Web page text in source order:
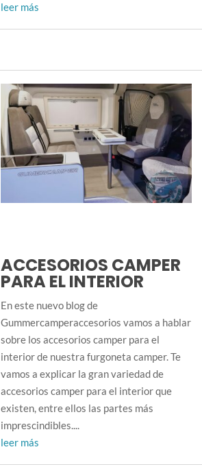
leer más
ACCESORIOS CAMPER
PARA EL INTERIOR
En este nuevo blog de
Gummercamperaccesorios vamos a hablar
sobre los accesorios camper para el
interior de nuestra furgoneta camper. Te
vamos a explicar la gran variedad de
accesorios camper para el interior que
existen, entre ellos las partes más
imprescindibles....
leer más